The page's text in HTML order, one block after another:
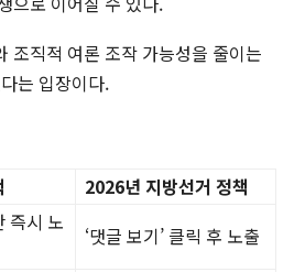
조직적 여론 조작 가능성을 줄이는
는 입장이다.
2026년 지방선거 정책
즉시 노
‘댓글 보기’ 클릭 후 노출